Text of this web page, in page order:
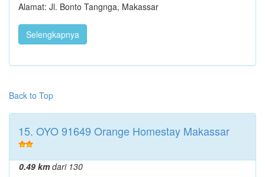
Alamat: Jl. Bonto Tangnga, Makassar
Selengkapnya
Back to Top
15. OYO 91649 Orange Homestay Makassar
0.49 kmdari 130